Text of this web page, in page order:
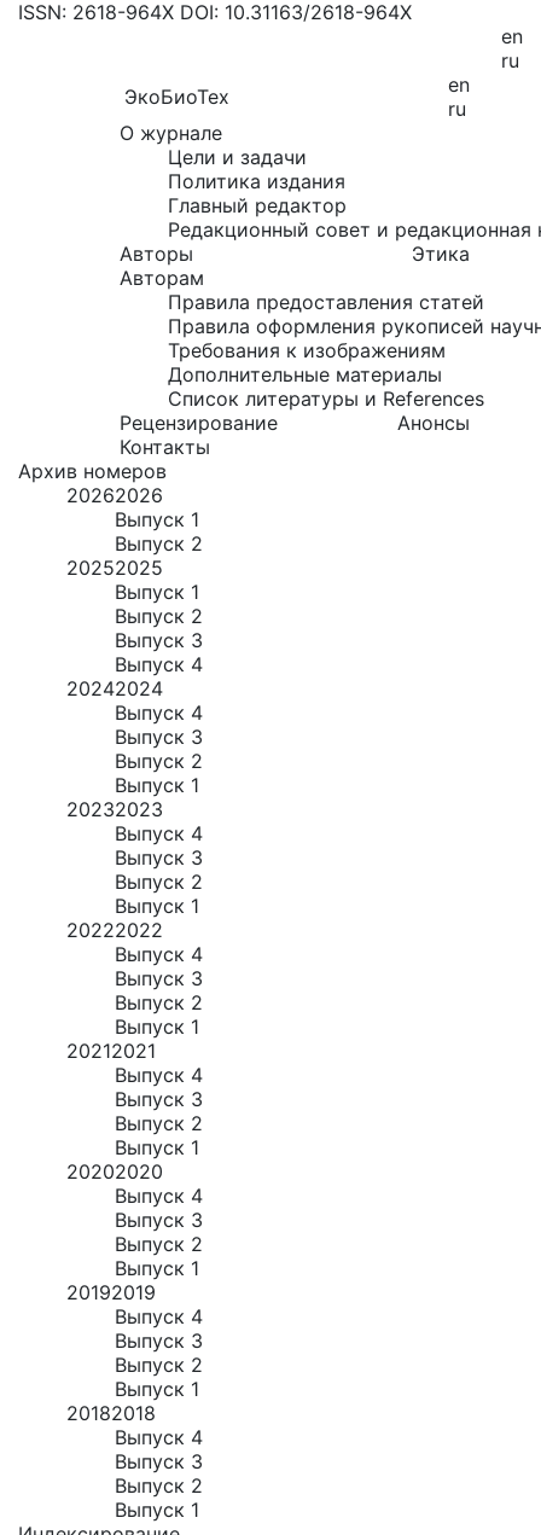
ISSN: 2618-964X DOI: 10.31163/2618-964X
en
ru
ЭкоБиоТех
en
ru
О журнале
Цели и задачи
Политика издания
Главный редактор
Редакционный совет и редакционная
Авторы
Этика
Авторам
Правила предоставления статей
Правила оформления рукописей
Требования к изображениям
Дополнительные материалы
Список литературы и References
Рецензирование
Анонсы
Контакты
Архив номеров
20262026
Выпуск 1
Выпуск 2
20252025
Выпуск 1
Выпуск 2
Выпуск 3
Выпуск 4
20242024
Выпуск 4
Выпуск 3
Выпуск 2
Выпуск 1
20232023
Выпуск 4
Выпуск 3
Выпуск 2
Выпуск 1
20222022
Выпуск 4
Выпуск 3
Выпуск 2
Выпуск 1
20212021
Выпуск 4
Выпуск 3
Выпуск 2
Выпуск 1
20202020
Выпуск 4
Выпуск 3
Выпуск 2
Выпуск 1
20192019
Выпуск 4
Выпуск 3
Выпуск 2
Выпуск 1
20182018
Выпуск 4
Выпуск 3
Выпуск 2
Выпуск 1